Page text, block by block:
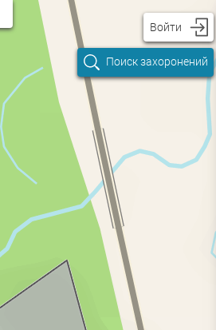
Войти
Поиск захоронений